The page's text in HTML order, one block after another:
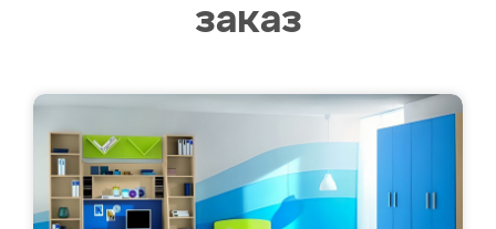
заказ